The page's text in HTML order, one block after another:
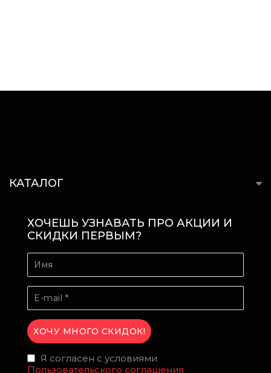
КАТАЛОГ
ХОЧЕШЬ УЗНАВАТЬ ПРО АКЦИИ И
СКИДКИ ПЕРВЫМ?
Я согласен с условиями
Пользовательского соглашения